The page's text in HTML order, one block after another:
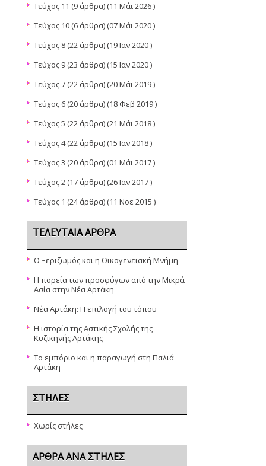
Τεύχος 11 (9 άρθρα) (11 Μάι 2026 )
Τεύχος 10 (6 άρθρα) (07 Μάι 2020 )
Τεύχος 8 (22 άρθρα) (19 Ιαν 2020 )
Τεύχος 9 (23 άρθρα) (15 Ιαν 2020 )
Τεύχος 7 (22 άρθρα) (20 Μάι 2019 )
Τεύχος 6 (20 άρθρα) (18 Φεβ 2019 )
Τεύχος 5 (22 άρθρα) (21 Μάι 2018 )
Τεύχος 4(22 άρθρα) (15 Ιαν 2018 )
Τεύχος 3 (20 άρθρα) (01 Μάι 2017 )
Τεύχος 2 (17 άρθρα) (26 Ιαν 2017 )
Τεύχος 1 (24 άρθρα) (11 Νοε 2015 )
ΤΕΛΕΥΤΑΊΑ ΆΡΘΡΑ
Ο Ξεριζωμός και η Οικογενειακή Μνήμη
Η πορεία των προσφύγων από την Μικρά
Ασία στην Νέα Αρτάκη
Νέα Αρτάκη: Η επιλογή του τόπου
Η ιστορία της Αστικής Σχολής της
Κυζικηνής Αρτάκης
Το εμπόριο και η παραγωγή στη Παλιά
Αρτάκη
ΣΤΉΛΕΣ
Χωρίς στήλες
ΆΡΘΡΑ ΑΝΆ ΣΤΉΛΕΣ